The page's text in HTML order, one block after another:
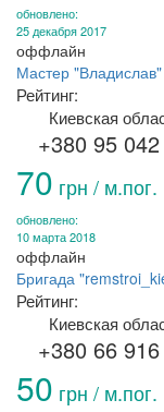
обновлено:
25 декабря 2017
оффлайн
Мастер "Владислав"
Рейтинг:
Киевская
+380 95
70 грн / м.пог.
обновлено:
10 марта 2018
оффлайн
Бригада
Рейтинг:
Киевская
+380 66
50 грн / м.пог.